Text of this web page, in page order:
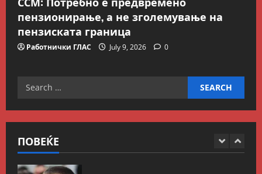
пензионирање, а не зголемување на
пензиската граница
Работнички ГЛАС July 9, 2026 0
Search
ПОВЕЌЕ
Вести Македонија
ССМ: Потребно е предвремено
пензионирање, а не
зголемување на пензиската
Заливот и Израел како